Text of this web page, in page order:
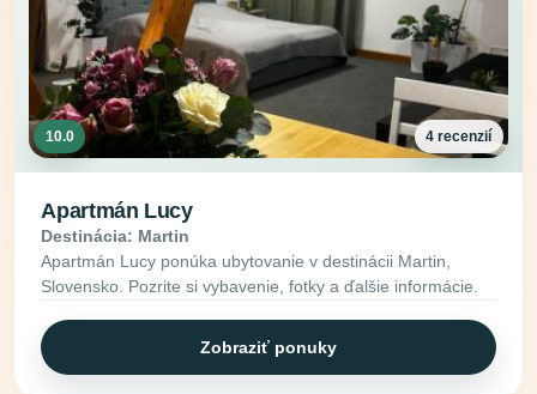
10.0 4 recenzií
Apartmán Lucy
Destinácia: Martin
Apartmán Lucy ponúka ubytovanie v destinácii Martin,
Slovensko. Pozrite si vybavenie, fotky a ďalšie informácie.
Zobraziť ponuky